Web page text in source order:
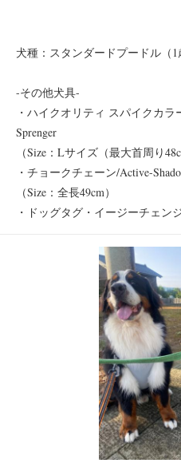
犬種：スタンダードプードル（1
-その他犬具-
・ハイクオリティ スパイクカ
Sprenger
（Size：Lサイズ（最大首周り
・チョークチェーン/Active-
（Size：全長49cm）
・ドッグタグ・イージーチェン